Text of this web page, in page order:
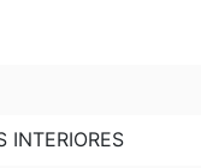
INTERIORES